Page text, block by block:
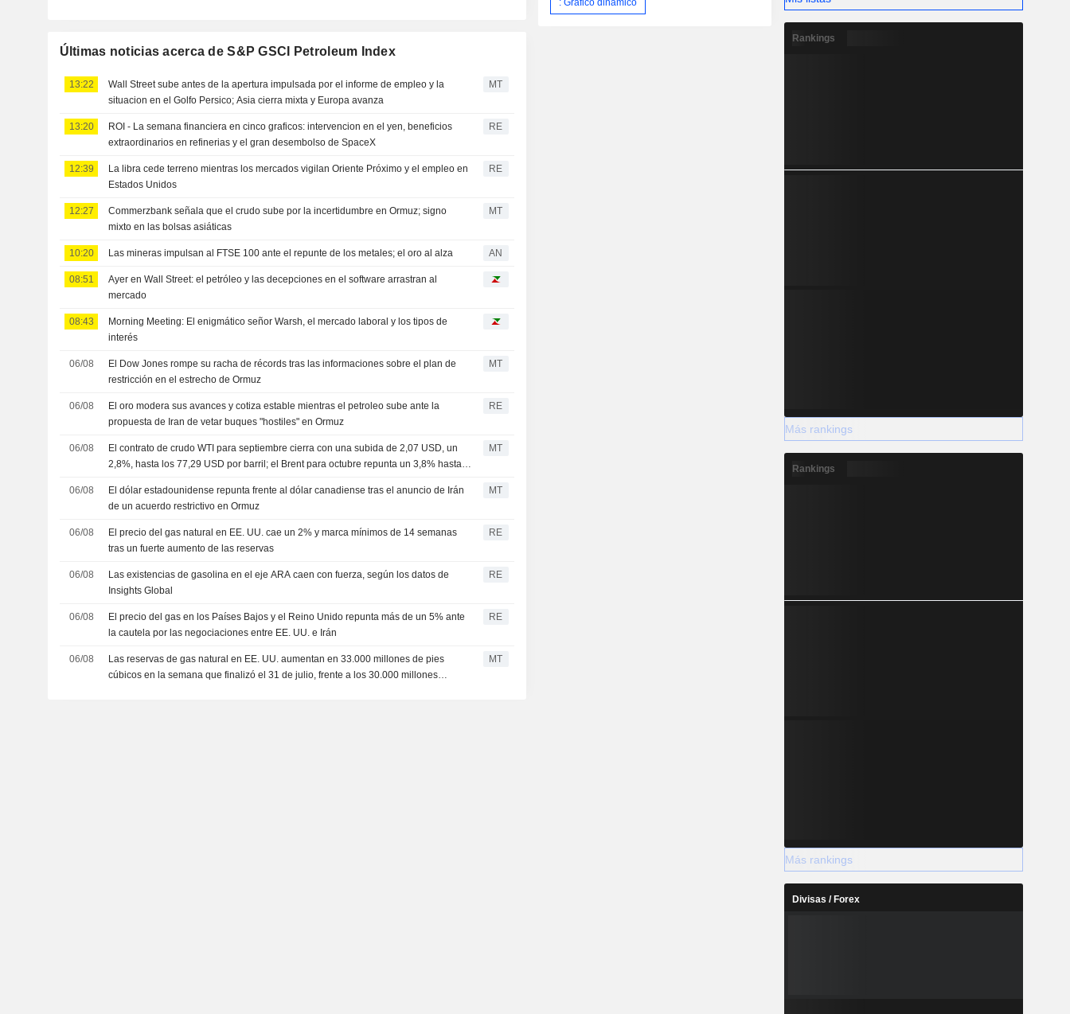
Últimas noticias acerca de S&P GSCI Petroleum Index
13:22
Wall Street sube antes de la apertura impulsada por el informe de empleo y la
situacion en el Golfo Persico; Asia cierra mixta y Europa avanza
MT
13:20
ROI - La semana financiera en cinco graficos: intervencion en el yen, beneficios
extraordinarios en refinerias y el gran desembolso de SpaceX
RE
12:39
La libra cede terreno mientras los mercados vigilan Oriente Próximo y el empleo en
Estados Unidos
RE
12:27
Commerzbank señala que el crudo sube por la incertidumbre en Ormuz; signo
mixto en las bolsas asiáticas
MT
10:20 Las mineras impulsan al FTSE 100 ante el repunte de los metales; el oro al alza AN
08:51
Ayer en Wall Street: el petróleo y las decepciones en el software arrastran al
mercado
08:43
Morning Meeting: El enigmático señor Warsh, el mercado laboral y los tipos de
interés
06/08
El Dow Jones rompe su racha de récords tras las informaciones sobre el plan de
restricción en el estrecho de Ormuz
MT
06/08
El oro modera sus avances y cotiza estable mientras el petroleo sube ante la
propuesta de Iran de vetar buques "hostiles" en Ormuz
RE
06/08
El contrato de crudo WTI para septiembre cierra con una subida de 2,07 USD, un
2,8%, hasta los 77,29 USD por barril; el Brent para octubre repunta un 3,8% hasta
MT
06/08
El dólar estadounidense repunta frente al dólar canadiense tras el anuncio de Irán
de un acuerdo restrictivo en Ormuz
MT
06/08
El precio del gas natural en EE. UU. cae un 2% y marca mínimos de 14 semanas
tras un fuerte aumento de las reservas
RE
06/08
Las existencias de gasolina en el eje ARA caen con fuerza, según los datos de
Insights Global
RE
06/08
El precio del gas en los Países Bajos y el Reino Unido repunta más de un 5% ante
la cautela por las negociaciones entre EE. UU. e Irán
RE
06/08
Las reservas de gas natural en EE. UU. aumentan en 33.000 millones de pies
cúbicos en la semana que finalizó el 31 de julio, frente a los 30.000 millones
MT
Rankings
Más rankings
Rankings
Más rankings
Divisas / Forex